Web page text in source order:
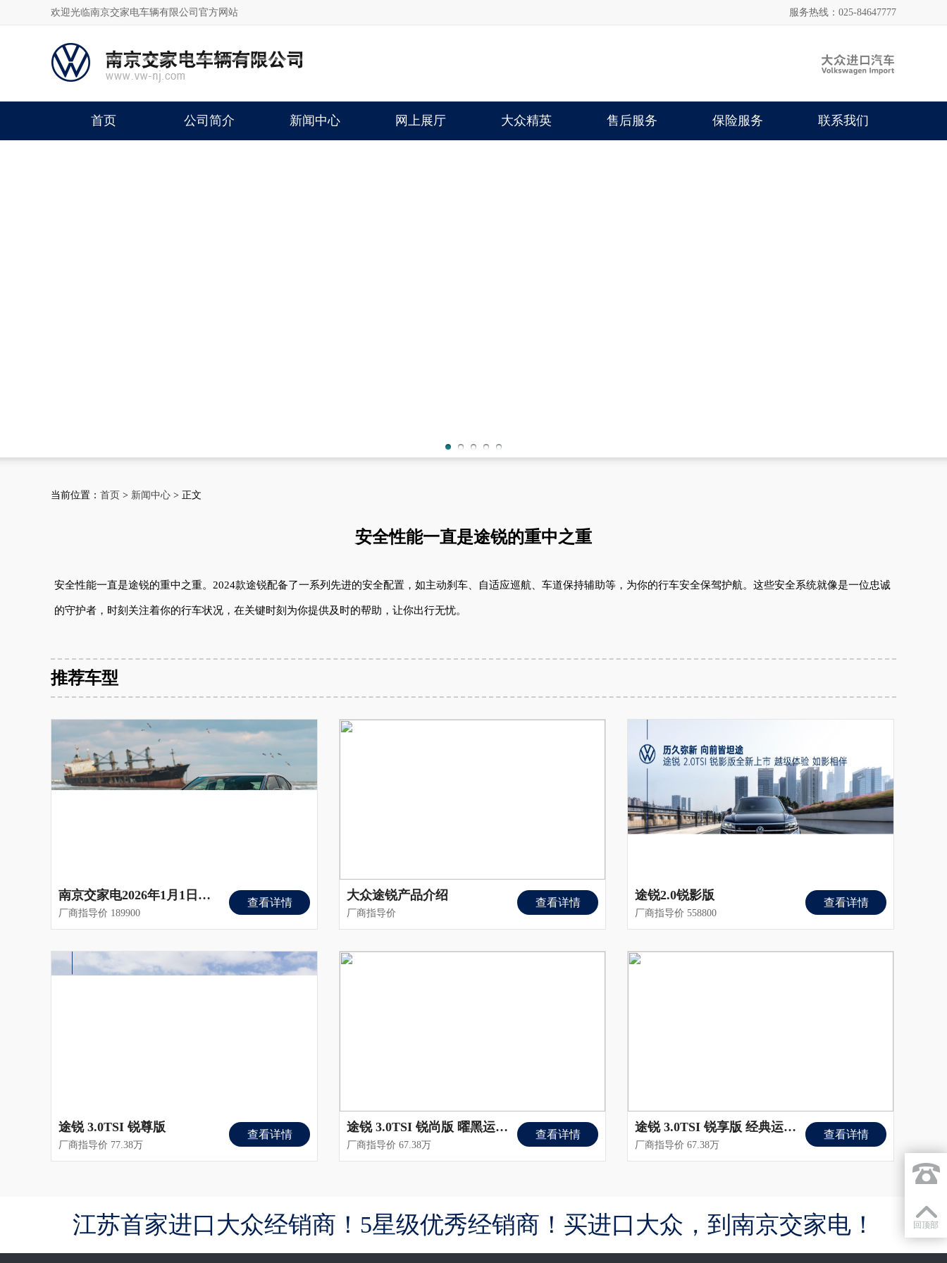
欢迎光临南京交家电车辆有限公司官方网站 服务热线：025-84647777
首页 公司简介 新闻中心 网上展厅 大众精英 售后服务 保险服务 联系我们
当前位置： 首页 > 新闻中心 > 正文
​安全性能一直是途锐的重中之重
安全性能一直是途锐的重中之重。2024款途锐配备了一系列先进的安全配置，如主动刹车、自适应巡航、车道保持辅助等，为你的行车安全保驾护航。这些安全系统就像是一位忠诚
的守护者，时刻关注着你的行车状况，在关键时刻为你提供及时的帮助，让你出行无忧。
推荐车型
南京交家电2026年1月1日开始做大众安徽与众品牌了，地址还在南京市雨花台区软件大道16号
厂商指导价 189900
查看详情
大众途锐产品介绍
厂商指导价
查看详情
途锐2.0锐影版
厂商指导价 558800
查看详情
途锐 3.0TSI 锐尊版
厂商指导价 77.38万
查看详情
途锐 3.0TSI 锐尚版 曜黑运动套装
厂商指导价 67.38万
查看详情
途锐 3.0TSI 锐享版 经典运动套装
厂商指导价 67.38万
查看详情
江苏首家进口大众经销商！5星级优秀经销商！买进口大众，到南京交家电！ 回顶部